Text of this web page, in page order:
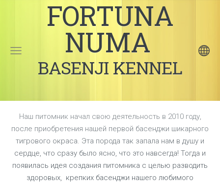
FORTUNA
NUMA
BASENJI KENNEL
Наш питомник начал свою деятельность в 2010 году,
после приобретения нашей первой басенджи шикарного
тигрового окраса. Эта порода так запала нам в душу и
сердце, что сразу было ясно, что это навсегда! Тогда и
появилась идея создания питомника с целью разводить
здоровых, крепких басенджи нашего любимого